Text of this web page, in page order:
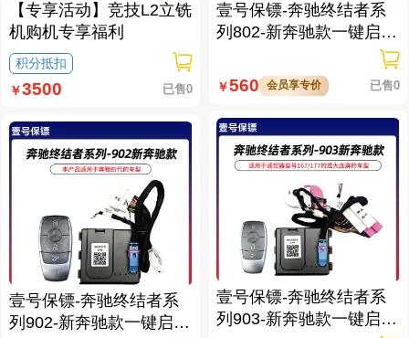
【专享活动】竞技L2立铣
机购机专享福利
积分抵扣
￥3500 已售0
壹号保镖-奔驰终结者系
列902-新奔驰款一键启动
壹号保镖-奔驰终结者系
列802-新奔驰款一键启动
￥560 会员享专价 已售0
壹号保镖-奔驰终结者系
列903-新奔驰款一键启动